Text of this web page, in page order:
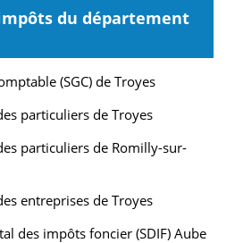
du département
(SGC) de Troyes
particuliers de Troyes
particuliers de Romilly-sur-
entreprises de Troyes
des impôts foncier (SDIF) Aube